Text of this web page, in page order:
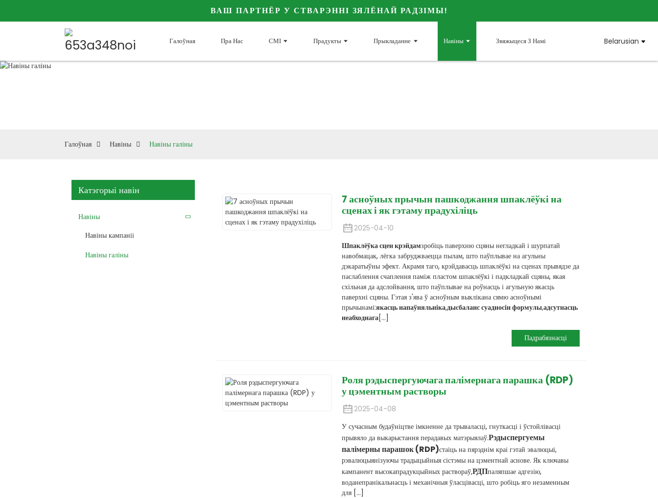
ВАШ ПАРТНЁР У СТВАРЭННІ ЗЯЛЁНАЙ РАДЗІМЫ!
Галоўная Пра Нас СМІ Прадукты Прыкладанне Навіны Звяжыцеся З Намі Belarusian
Галоўная Навіны Навіны галіны
Катэгорыі навін
Навіны
Навіны кампаніі
Навіны галіны
7 асноўных прычын пашкоджання шпаклёўкі на
сценах і як гэтаму прадухіліць
2025-04-10
Шпаклёўка сцен крэйдамзробіць паверхню сцяны негладкай і шурпатай
навобмацак, лёгка забруджваецца пылам, што паўплывае на агульны
дэкаратыўны эфект. Акрамя таго, крэйдавасць шпаклёўкі на сценах прывядзе да
паслаблення счаплення паміж пластом шпаклёўкі і падкладкай сцяны, якая
схільная да адслойвання, што паўплывае на роўнасць і агульную якасць
паверхні сцяны. Гэтая з'ява ў асноўным выклікана сямю асноўнымі
прычынамі:якасць напаўняльніка,дысбаланс суадносін формулы,адсутнасць
неабходнага[...]
Падрабязнасці
Роля рэдыспергуючага палімернага парашка (RDP)
у цэментным растворы
2025-04-08
У сучасным будаўніцтве імкненне да трываласці, гнуткасці і ўстойлівасці
прывяло да выкарыстання перадавых матэрыялаў.Рэдыспергуемы
палімерны парашок (RDP)стаіць на пярэднім краі гэтай эвалюцыі,
рэвалюцыянізуючы традыцыйныя сістэмы на цэментнай аснове. Як ключавы
кампанент высокапрадукцыйных раствораў,РДПпаляпшае адгезію,
воданепранікальнасць і механічныя ўласцівасці, што робіць яго незаменным
для [...]